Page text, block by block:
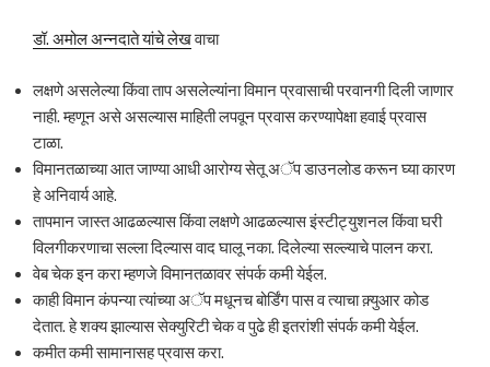
डॉ. अमोल अन्नदाते यांचे लेखवाचा
लक्षणे असलेल्या किंवा ताप असलेल्यांना विमान प्रवासाची परवानगी दिली जाणार
नाही. म्हणून असे असल्यास माहिती लपवून प्रवास करण्यापेक्षा हवाई प्रवास
टाळा.
विमानतळाच्या आत जाण्या आधी आरोग्य सेतू अॅप डाउनलोड करून घ्या कारण
हे अनिवार्य आहे.
तापमान जास्त आढळल्यास किंवा लक्षणे आढळल्यास इंस्टीट्युशनल किंवा घरी
विलगीकरणाचा सल्ला दिल्यास वाद घालू नका. दिलेल्या सल्ल्याचे पालन करा.
वेब चेक इन करा म्हणजे विमानतळावर संपर्क कमी येईल.
काही विमान कंपन्या त्यांच्या अॅप मधूनच बोर्डिंग पास व त्याचा क़्युआर कोड
देतात. हे शक्य झाल्यास सेक्युरिटी चेक व पुढे ही इतरांशी संपर्क कमी येईल.
कमीत कमी सामानासह प्रवास करा.